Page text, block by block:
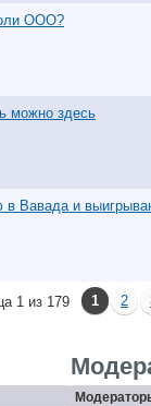
ООО?
можно здесь
в Вавада и
1 из 179 1 2